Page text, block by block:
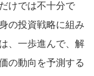
けでは不十分で
の投資戦略に組み
、一歩進んで、解
の動向を予測する